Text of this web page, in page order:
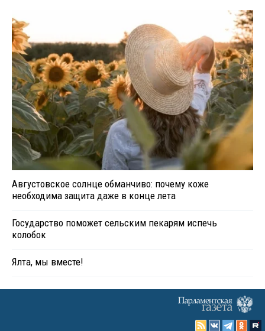
Августовское солнце обманчиво: почему коже
необходима защита даже в конце лета
Государство поможет сельским пекарям испечь
колобок
Ялта, мы вместе!